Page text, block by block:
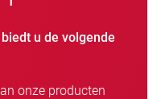
u de volgende
onze producten